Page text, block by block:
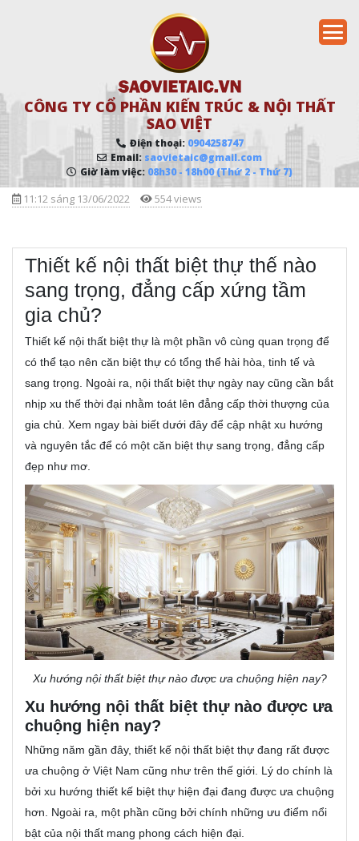
CÔNG TY CỔ PHẦN KIẾN TRÚC & NỘI THẤT
SAO VIỆT
Điện thoại: 0904258747
Email: saovietaic@gmail.com
Giờ làm việc: 08h30 - 18h00 (Thứ 2 - Thứ 7)
11:12 sáng 13/06/2022 554 views
Thiết kế nội thất biệt thự thế nào
sang trọng, đẳng cấp xứng tầm
gia chủ?
Thiết kế nội thất biệt thự là một phần vô cùng quan trọng để
có thể tạo nên căn biệt thự có tổng thể hài hòa, tinh tế và
sang trọng. Ngoài ra, nội thất biệt thự ngày nay cũng cần bắt
nhịp xu thế thời đại nhằm toát lên đẳng cấp thời thượng của
gia chủ. Xem ngay bài biết dưới đây để cập nhật xu hướng
và nguyên tắc để có một căn biệt thự sang trọng, đẳng cấp
đẹp như mơ.
Xu hướng nội thất biệt thự nào được ưa chuộng hiện nay?
Xu hướng nội thất biệt thự nào được ưa
chuộng hiện nay?
Những năm gần đây, thiết kế nội thất biệt thự đang rất được
ưa chuộng ở Việt Nam cũng như trên thế giới. Lý do chính là
bởi xu hướng thiết kế biệt thự hiện đại đang được ưa chuộng
hơn. Ngoài ra, một phần cũng bởi chính những ưu điểm nổi
bật của nội thất mang phong cách hiện đại.